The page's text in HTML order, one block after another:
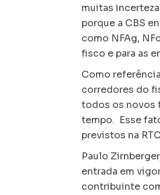
muitas
porque a CBS
como NFAg,
fisco e para as
Como
corredores do
todos os novos
tempo. Esse
previstos na
Paulo
entrada em
contribuinte